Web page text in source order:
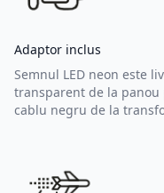
Adaptor inclus
Semnul LED neon este
transparent de la panou
cablu negru de la